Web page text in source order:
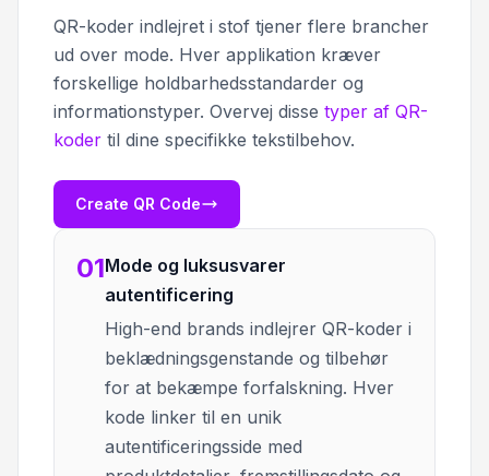
QR-koder indlejret i stof tjener flere brancher
ud over mode. Hver applikation kræver
forskellige holdbarhedsstandarder og
informationstyper. Overvej disse typer af QR-
koder til dine specifikke tekstilbehov.
Create QR Code
01Mode og luksusvarer
autentificering
High-end brands indlejrer QR-koder i
beklædningsgenstande og tilbehør
for at bekæmpe forfalskning. Hver
kode linker til en unik
autentificeringsside med